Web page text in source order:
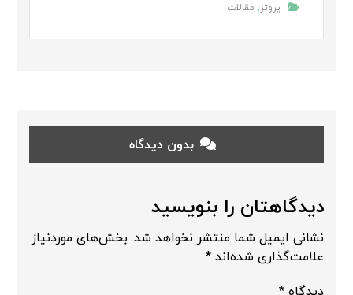
پروتز, مقالات
بدون دیدگاه
دیدگاهتان را بنویسید
نشانی ایمیل شما منتشر نخواهد شد. بخش‌های موردنیاز
علامت‌گذاری شده‌اند*